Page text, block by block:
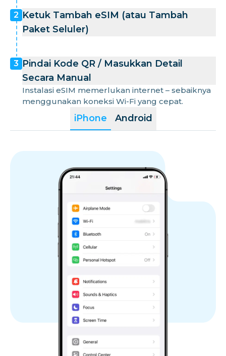
iPhone Android
2 Ketuk Tambah eSIM (atau Tambah
Paket Seluler)
3 Pindai Kode QR / Masukkan Detail
Secara Manual
Instalasi eSIM memerlukan internet – sebaiknya
menggunakan koneksi Wi-Fi yang cepat.